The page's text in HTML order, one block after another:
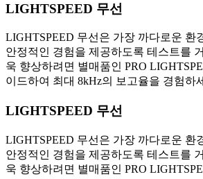
LIGHTSPEED 무선
LIGHTSPEED 무선은 가장 까다로운 환
안정적인 경험을 제공하도록 테스트를
욱 향상하려면 별매품인 PRO
이드하여 최대 8kHz의 보고율을 경험하
LIGHTSPEED 무선
LIGHTSPEED 무선은 가장 까다로운 환
안정적인 경험을 제공하도록 테스트를
욱 향상하려면 별매품인 PRO